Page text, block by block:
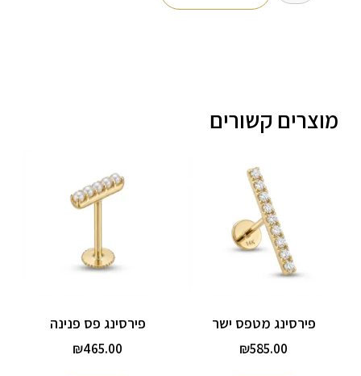
מוצרים קשורים
פירסינג מטפס ישר
₪585.00
פירסינג פס פנינה
₪465.00